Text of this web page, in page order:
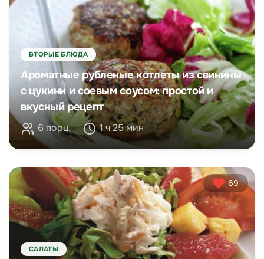
ВТОРЫЕ БЛЮДА
Ароматные рубленые котлеты из свинины
с цукини и соевым соусом: простой и
вкусный рецепт
6 порц. 1 ч 25 мин
69
САЛАТЫ